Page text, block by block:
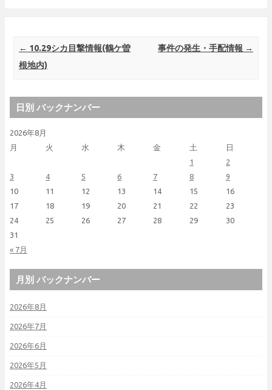
Post navigation
← 10.29シカ目撃情報(鶴ケ曽
根地内)
事件の発生・手配情報 →
日別 バックナンバー
2026年8月
月
火 水 木 金 土 日
« 7月
1
2
3
4 5 6 7 8
9
10
11 12 13 14 15
16
17
18 19 20 21 22
23
24
25 26 27 28 29
30
31
月別 バックナンバー
2026年8月
2026年7月
2026年6月
2026年5月
2026年4月